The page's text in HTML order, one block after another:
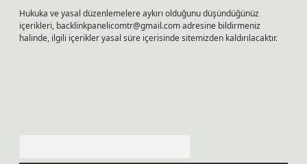
Hukuka ve yasal düzenlemelere aykırı olduğunu düşündüğünüz
içerikleri, backlinkpanelicomtr@gmail.comadresine bildirmeniz
halinde, ilgili içerikler yasal süre içerisinde sitemizden kaldırılacaktır.